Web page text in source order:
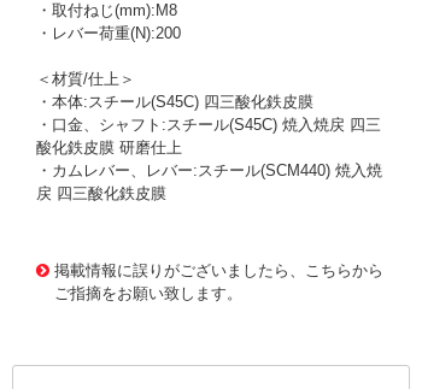
・取付ねじ(mm):M8
・レバー荷重(N):200
＜材質/仕上＞
・本体:スチール(S45C) 四三酸化鉄皮膜
・口金、シャフト:スチール(S45C) 焼入焼戻 四三
酸化鉄皮膜 研磨仕上
・カムレバー、レバー:スチール(SCM440) 焼入焼
戻 四三酸化鉄皮膜
掲載情報に誤りがございましたら、こちらから
ご指摘をお願い致します。